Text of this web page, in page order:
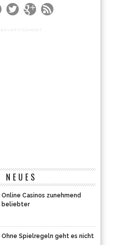
ADVERTISEMENT
NEUES
Online Casinos zunehmend
beliebter
Ohne Spielregeln geht es nicht